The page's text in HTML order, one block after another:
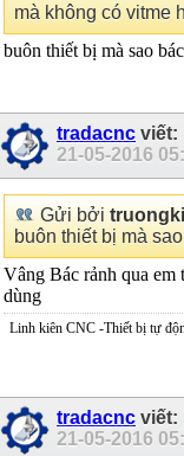
mà không có vitme
buôn thiết bị mà sao
tradacnc viết:
21-05-2016
Gửi bởi
buôn thiết bị mà
Vâng Bác rảnh qua em
dùng
Linh kiên CNC -Thiết bị tự
tradacnc viết:
21-05-2016